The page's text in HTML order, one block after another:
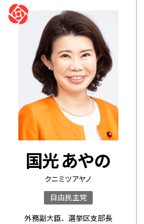
国光 あやの
クニミツ アヤノ
自由民主党
外務副大臣、選挙区支部長